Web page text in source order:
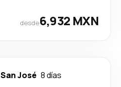
desde6,932 MXN
San José 8 días